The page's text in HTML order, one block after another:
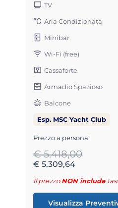
TV
Aria Condizionata
Minibar
Wi-Fi (free)
Cassaforte
Armadio Spazioso
Balcone
Esp. MSC Yacht Club
Prezzo a persona:
€ 5.418,00
€ 5.309,64
Il prezzoNON include
Visualizza